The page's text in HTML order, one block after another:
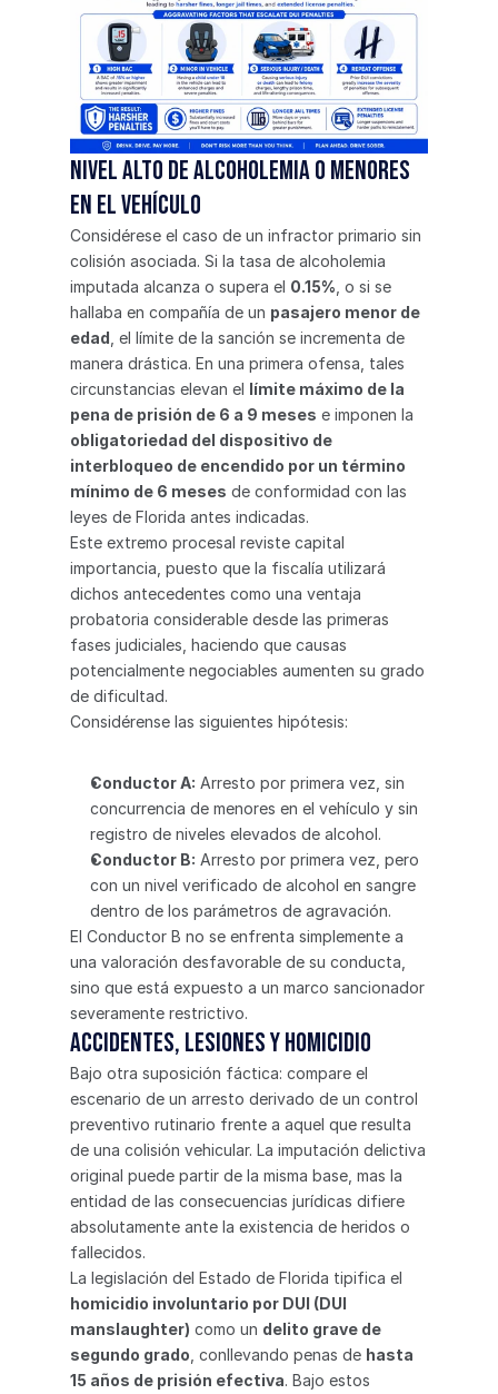
Nivel alto de alcoholemia o menores
en el vehículo
Considérese el caso de un infractor primario sin
colisión asociada. Si la tasa de alcoholemia
imputada alcanza o supera el 0.15% , o si se
hallaba en compañía de un pasajero menor de
edad , el límite de la sanción se incrementa de
manera drástica. En una primera ofensa, tales
circunstancias elevan el límite máximo de la
pena de prisión de 6 a 9 meses
obligatoriedad del dispositivo de
interbloqueo de encendido por un término
mínimo de 6 meses de conformidad con las
leyes de Florida antes indicadas.
Este extremo procesal reviste capital
importancia, puesto que la fiscalía utilizará
dichos antecedentes como una ventaja
probatoria considerable desde las primeras
fases judiciales, haciendo que causas
potencialmente negociables aumenten su grado
de dificultad.
Considérense las siguientes hipótesis:
Conductor A: Arresto por primera vez, sin
concurrencia de menores en el vehículo y sin
registro de niveles elevados de alcohol.
Conductor B: Arresto por primera vez, pero
con un nivel verificado de alcohol en sangre
dentro de los parámetros de agravación.
El Conductor B no se enfrenta simplemente a
una valoración desfavorable de su conducta,
sino que está expuesto a un marco sancionador
severamente restrictivo.
Accidentes, lesiones y homicidio
Bajo otra suposición fáctica: compare el
escenario de un arresto derivado de un control
preventivo rutinario frente a aquel que resulta
de una colisión vehicular. La imputación delictiva
original puede partir de la misma base, mas la
entidad de las consecuencias jurídicas difiere
absolutamente ante la existencia de heridos o
fallecidos.
homicidio involuntario por DUI (DUI
manslaughter) como un delito grave de
segundo grado , conllevando penas de hasta
15 años de prisión efectiva. Bajo estos